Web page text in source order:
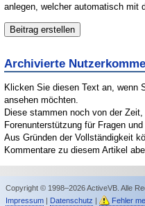
anlegen, welcher automatisch mit
Archivierte
Klicken Sie diesen Text an, wenn
ansehen möchten.
Diese stammen noch von der
Forenunterstützung für Fragen
Aus Gründen der Vollständigkeit
Kommentare zu diesem Artikel
Copyright © 1998–2026 ActiveVB. Alle
Impressum| Datenschutz | Fehler